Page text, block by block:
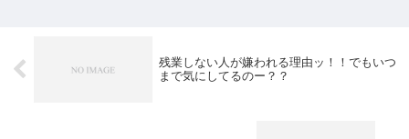
残業しない人が嫌われる理由ッ！！でもいつ
まで気にしてるのー？？